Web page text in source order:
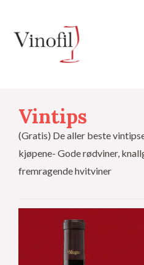
Vintips
(Gratis) De aller beste
kjøpene- Gode rødviner,
fremragende hvitviner